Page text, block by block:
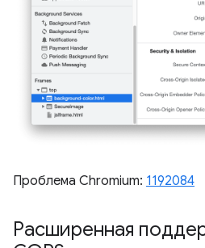
Проблема Chromium: 1192084
Расширенная